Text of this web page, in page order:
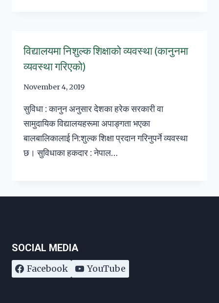
विद्यालयमा निशुल्क शिक्षाको व्यवस्था (कानुनमा
व्यवस्था गरिएको)
November 4, 2019
सुविधा : कानुन अनुसार देशका हरेक सरकारी वा
सामुदायिक विद्यालयहरूमा अपाङ्गता भएका
बालबालिकालाई नि:शुल्क शिक्षा प्रदान गरिनुपर्ने व्यवस्था
छ। सुविधाका हकदार : नेपाल…
SOCIAL MEDIA
Facebook YouTube